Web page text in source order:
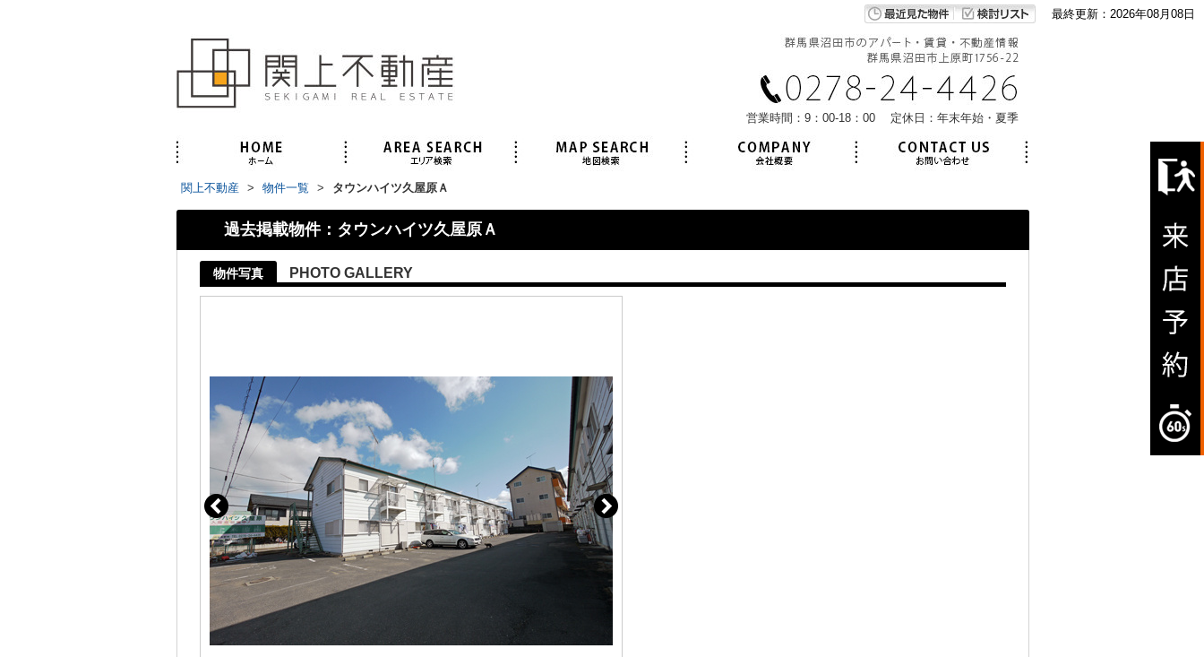
最終更新：2026年08月08日
営業時間：9：00-18：00 定休日：年末年始・夏季
関上不動産 > 物件一覧 > タウンハイツ久屋原Ａ
過去掲載物件：タウンハイツ久屋原Ａ
物件写真 PHOTO GALLERY